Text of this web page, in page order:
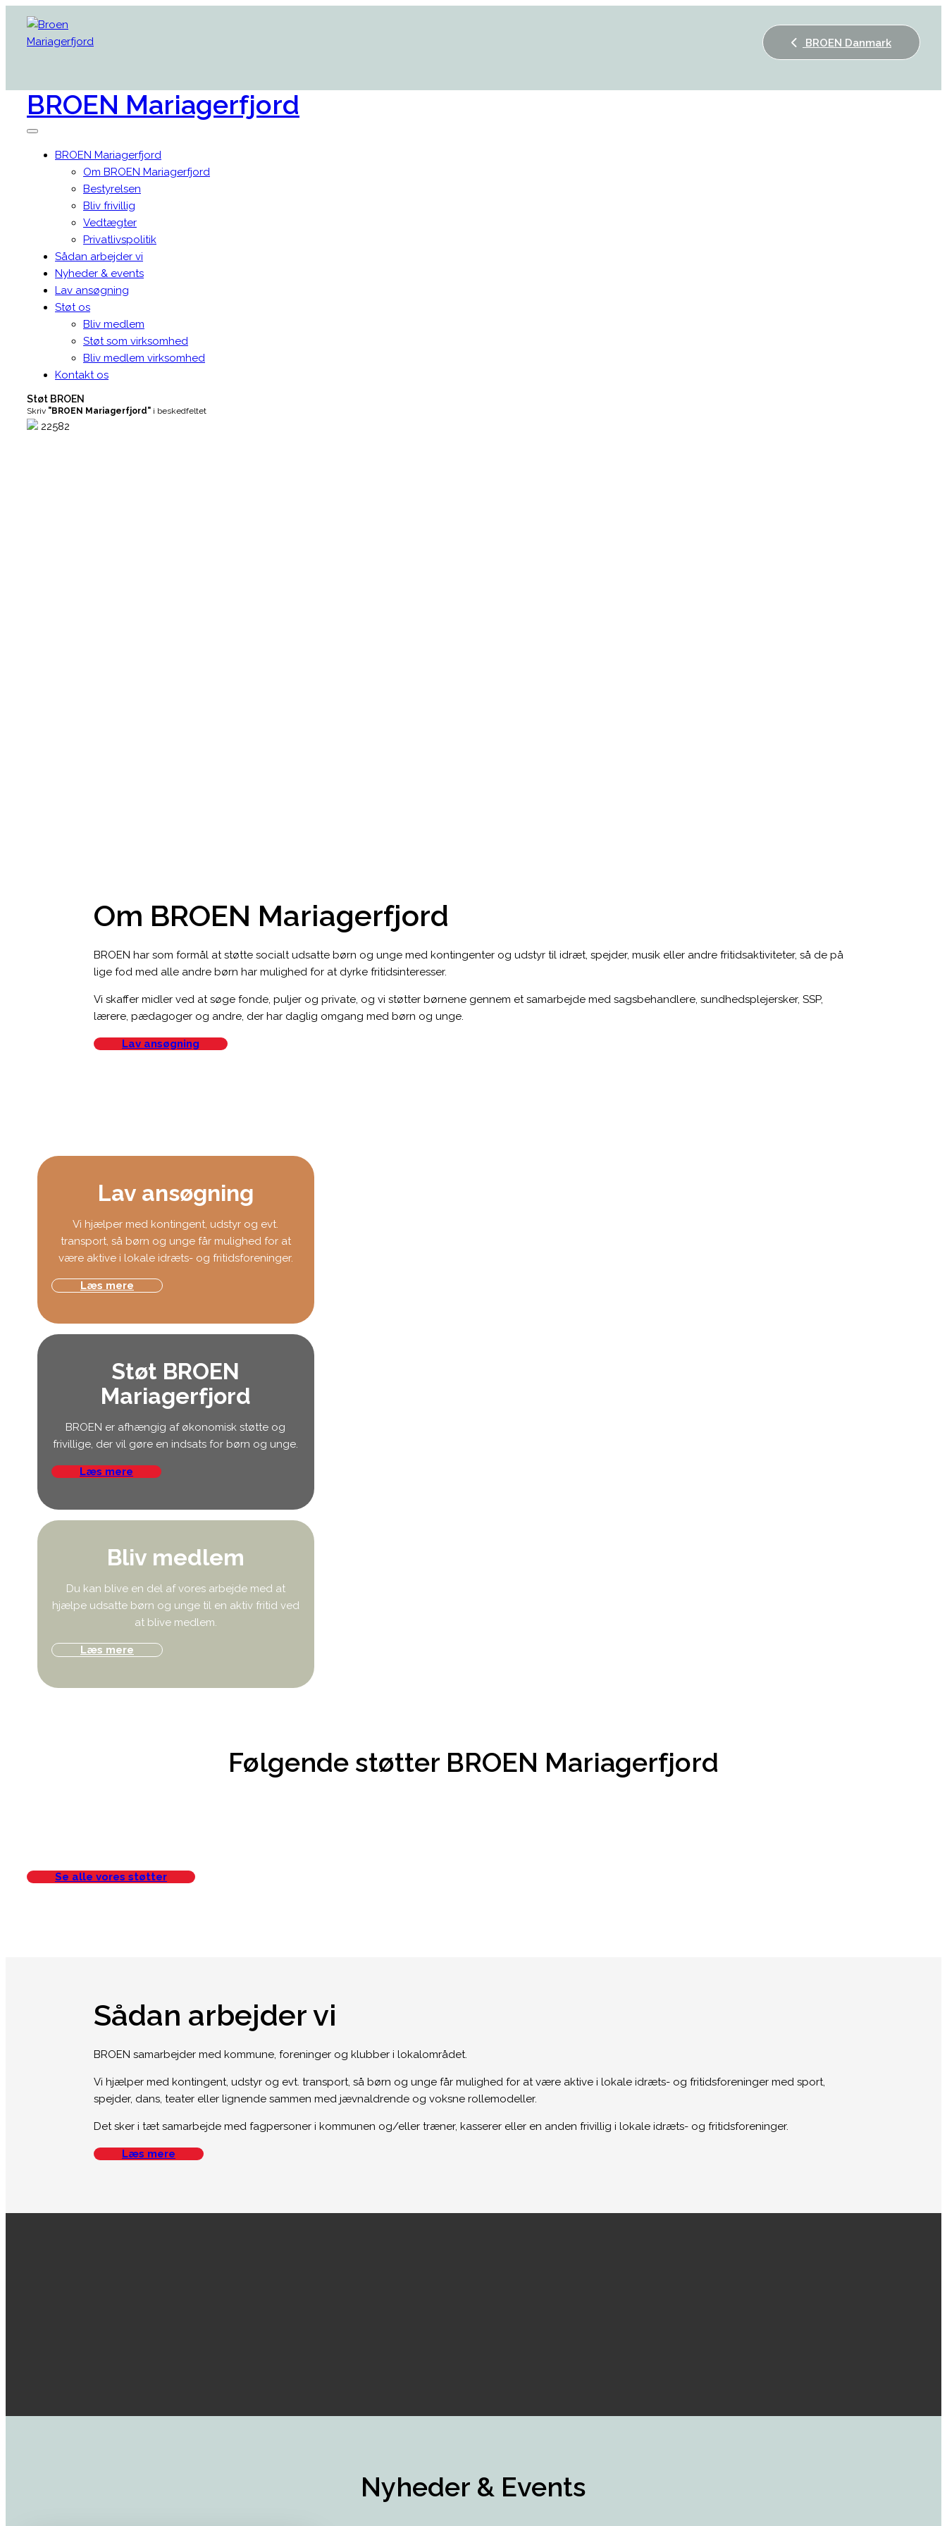
BROEN Danmark
BROEN Mariagerfjord
BROEN Mariagerfjord
Om BROEN Mariagerfjord
Bestyrelsen
Bliv frivillig
Vedtægter
Privatlivspolitik
Sådan arbejder vi
Nyheder & events
Lav ansøgning
Støt os
Bliv medlem
Støt som virksomhed
Bliv medlem virksomhed
Kontakt os
Støt BROEN
Skriv "BROEN Mariagerfjord" i beskedfeltet
22582
Om BROEN Mariagerfjord
BROEN har som formål at støtte socialt udsatte børn og unge med kontingenter og udstyr til idræt, spejder, musik eller andre fritidsaktiviteter, så de på
lige fod med alle andre børn har mulighed for at dyrke fritidsinteresser.
Vi skaffer midler ved at søge fonde, puljer og private, og vi støtter børnene gennem et samarbejde med sagsbehandlere, sundhedsplejersker, SSP,
lærere, pædagoger og andre, der har daglig omgang med børn og unge.
Lav ansøgning
Lav ansøgning
Vi hjælper med kontingent, udstyr og evt.
transport, så børn og unge får mulighed for at
være aktive i lokale idræts- og fritidsforeninger.
Læs mere
Støt BROEN
Mariagerfjord
BROEN er afhængig af økonomisk støtte og
frivillige, der vil gøre en indsats for børn og unge.
Læs mere
Bliv medlem
Du kan blive en del af vores arbejde med at
hjælpe udsatte børn og unge til en aktiv fritid ved
at blive medlem.
Læs mere
Følgende støtter BROEN Mariagerfjord
Se alle vores støtter
Sådan arbejder vi
BROEN samarbejder med kommune, foreninger og klubber i lokalområdet.
Vi hjælper med kontingent, udstyr og evt. transport, så børn og unge får mulighed for at være aktive i lokale idræts- og fritidsforeninger med sport,
spejder, dans, teater eller lignende sammen med jævnaldrende og voksne rollemodeller.
Det sker i tæt samarbejde med fagpersoner i kommunen og/eller træner, kasserer eller en anden frivillig i lokale idræts- og fritidsforeninger.
Læs mere
Nyheder & Events